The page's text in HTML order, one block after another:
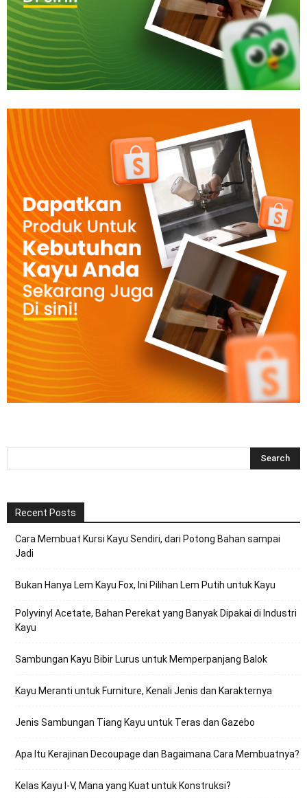
Recent Posts
Cara Membuat Kursi Kayu Sendiri, dari Potong Bahan sampai
Jadi
Bukan Hanya Lem Kayu Fox, Ini Pilihan Lem Putih untuk Kayu
Polyvinyl Acetate, Bahan Perekat yang Banyak Dipakai di Industri
Kayu
Sambungan Kayu Bibir Lurus untuk Memperpanjang Balok
Kayu Meranti untuk Furniture, Kenali Jenis dan Karakternya
Jenis Sambungan Tiang Kayu untuk Teras dan Gazebo
Apa Itu Kerajinan Decoupage dan Bagaimana Cara Membuatnya?
Kelas Kayu I-V, Mana yang Kuat untuk Konstruksi?